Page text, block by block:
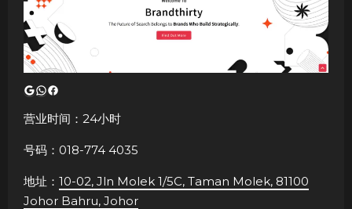
Google
WhatsApp
Facebook
营业时间：24小时
号码：018-774 4035
地址： 10-02, Jln Molek 1/5C, Taman Molek, 81100
Johor Bahru, Johor